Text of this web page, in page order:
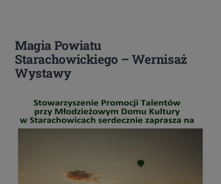
Magia Powiatu
Starachowickiego – Wernisaż
Wystawy